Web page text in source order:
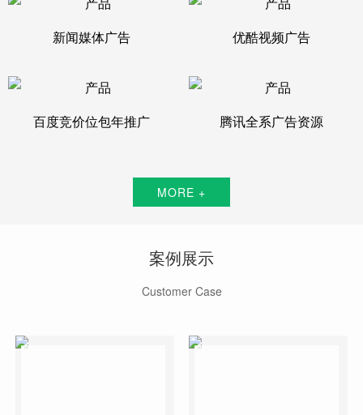
新闻媒体广告 优酷视频广告
百度竞价位包年推广 腾讯全系广告资源
MORE +
案例展示
Customer Case